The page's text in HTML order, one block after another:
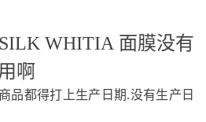
WHITIA 面膜没有
啊
品都得打上生产日期.没有生产日